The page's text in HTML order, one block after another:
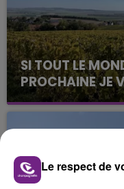
SI TOUT LE
PROCHAINE JE
La vendange en
août dans la
jamais vu !
Le respect de